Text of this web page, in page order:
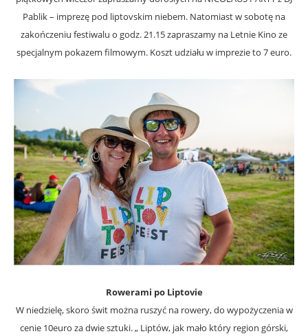
Pablik – imprezę pod liptovskim niebem. Natomiast w sobotę na
zakończeniu festiwalu o godz. 21.15 zapraszamy na Letnie Kino ze
specjalnym pokazem filmowym. Koszt udziału w imprezie to 7 euro.
Rowerami po Liptovie
W niedzielę, skoro świt można ruszyć na rowery, do wypożyczenia w
cenie 10euro za dwie sztuki. „ Liptów, jak mało który region górski,